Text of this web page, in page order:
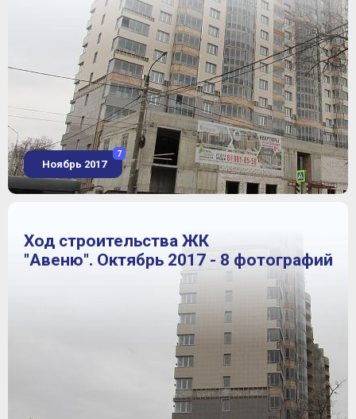
Ноябрь 2017
7
Ход строительства ЖК
"Авеню". Октябрь 2017 - 8 фотографий